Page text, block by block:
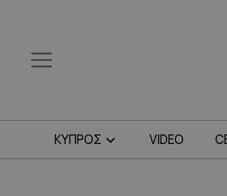
ΚΥΠΡΟΣ VIDEO